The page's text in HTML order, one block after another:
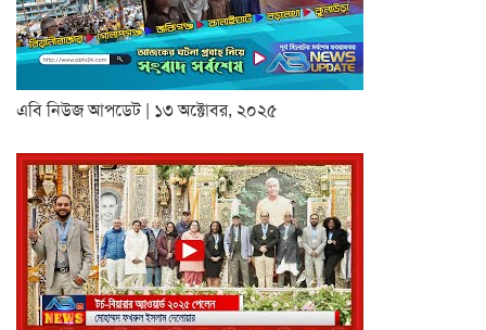
এবি নিউজ আপডেট | ১৩ অক্টোবর, ২০২৫